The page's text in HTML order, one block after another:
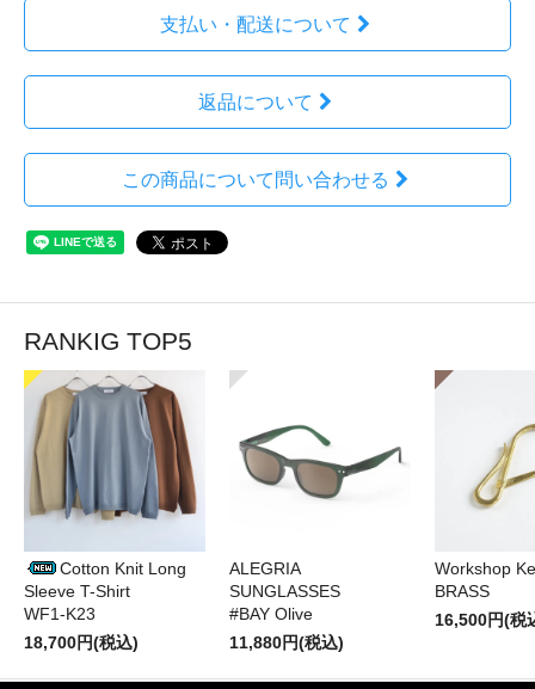
支払い・配送について
返品について
この商品について問い合わせる
RANKIG TOP5
Cotton Knit Long
Sleeve T-Shirt
WF1-K23
18,700円(税込)
ALEGRIA
SUNGLASSES
#BAY Olive
11,880円(税込)
Workshop
BRASS
16,500円(税